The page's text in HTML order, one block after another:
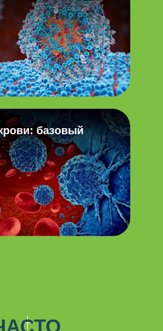
базовый